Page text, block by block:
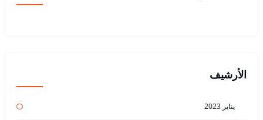
الأرشيف
يناير 2023